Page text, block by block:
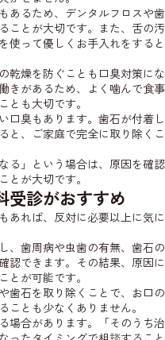
あるため、デンタルフロスや歯
ことが大切です。また、舌の汚
使って優しくお手入れをすると
乾燥を防ぐことも口臭対策にな
きがあるため、よく噛んで食事
とも大切です。
口臭もあります。歯石が付着し
と、ご家庭で完全に取り除くこ
る」という場合は、原因を確認
とが大切です。
受診がおすすめ
あれば、反対に必要以上に気に
、歯周病や虫歯の有無、歯石の
認できます。その結果、原因に
とが可能です。
歯石を取り除くことで、お口の
とも少なくありません。
場合があります。「そのうち治